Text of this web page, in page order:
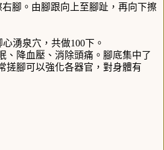
腳。由腳跟向上至腳趾，再向下擦
心湧泉穴，共做100下。
、降血壓、消除頭痛。腳底集中了
搓腳可以強化各器官，對身體有